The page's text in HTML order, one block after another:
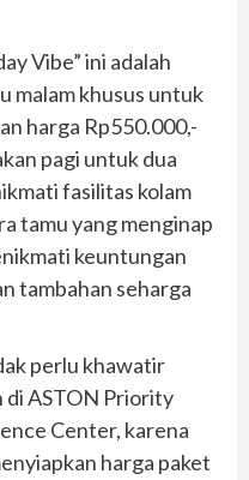
Vibe” ini adalah
malam khusus untuk
harga Rp550.000,-
pagi untuk dua
fasilitas kolam
tamu yang menginap
keuntungan
tambahan seharga
perlu khawatir
di ASTON Priority
Center, karena
harga paket